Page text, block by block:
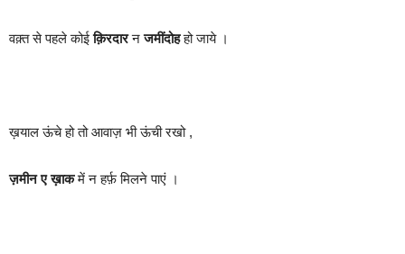
वक़्त से पहले कोईक़िरदारनजमींदोहहो जाये ।
ख़याल ऊंचे हो तो आवाज़ भी ऊंची रखो ,
ज़मीन ए ख़ाकमें न हर्फ़ मिलने पाएं ।